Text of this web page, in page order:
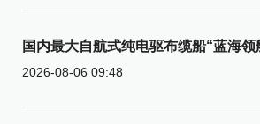
国内最大自航式纯电驱布缆船“蓝海领
2026-08-06 09:48